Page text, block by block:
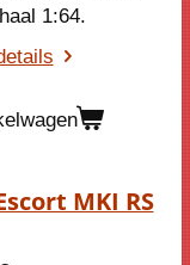
1:64.
MKI RS